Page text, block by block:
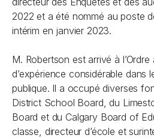
2022 et a été nommé au poste
intérim en janvier 2023.
M. Robertson est arrivé à
d’expérience considérable dans
publique. Il a occupé diverses
District School Board, du
Board et du Calgary Board of
classe, directeur d’école et